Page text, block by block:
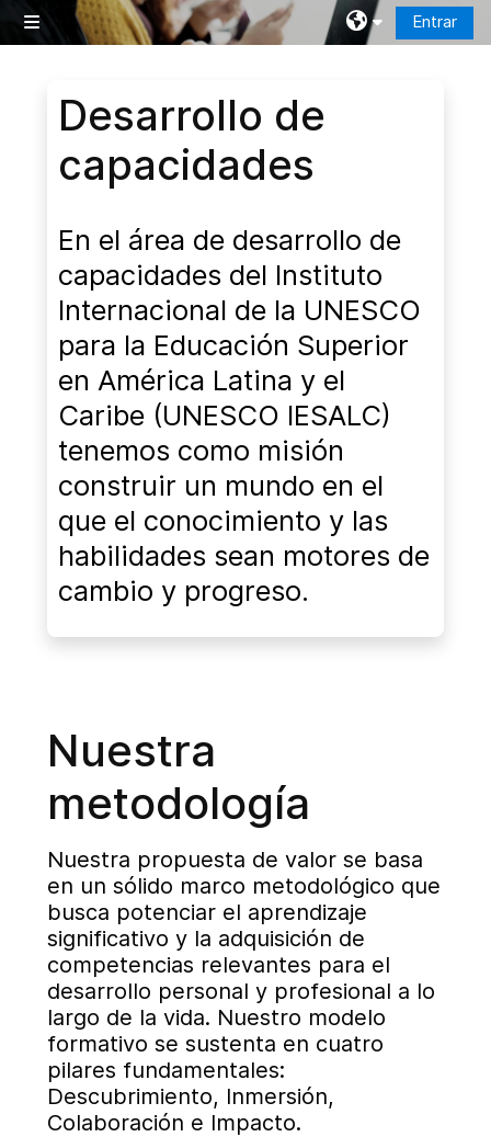
Salta al contenido principal
Panel lateral
Entrar
Bloques
Desarrollo de
capacidades
En el área de desarrollo de
capacidades del Instituto
Internacional de la UNESCO
para la Educación Superior
en América Latina y el
Caribe (UNESCO IESALC)
tenemos como misión
construir un mundo en el
que el conocimiento y las
habilidades sean motores de
cambio y progreso.
Nuestra
metodología
Nuestra propuesta de valor se basa
en un sólido marco metodológico que
busca potenciar el aprendizaje
significativo y la adquisición de
competencias relevantes para el
desarrollo personal y profesional a lo
largo de la vida. Nuestro modelo
formativo se sustenta en cuatro
pilares fundamentales:
Descubrimiento, Inmersión,
Colaboración e Impacto.